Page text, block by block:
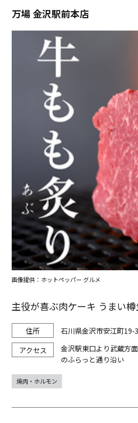
万場 金沢駅前本店
主役が喜ぶ肉ケーキ うまい樽
石川県金沢市安江町19-3
金沢駅東口より武蔵方
のふらっと通り沿い
画像提供：ホットペッパー グルメ
焼肉・ホルモン